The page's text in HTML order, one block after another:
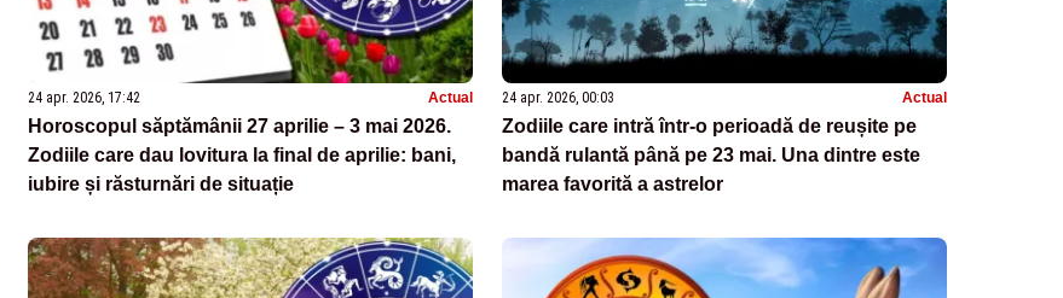
24 apr. 2026, 17:42 Actual
Horoscopul săptămânii 27 aprilie – 3 mai 2026.
Zodiile care dau lovitura la final de aprilie: bani,
iubire și răsturnări de situație
24 apr. 2026, 00:03 Actual
Zodiile care intră într-o perioadă de reușite pe
bandă rulantă până pe 23 mai. Una dintre este
marea favorită a astrelor